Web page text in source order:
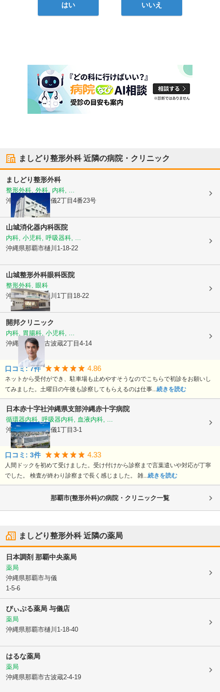
はい いいえ
ましどり整形外科近隣の病院・クリニック
ましどり整形外科
整形外科, 外科, 内科, ...
沖縄県那覇市
与儀2丁目4番23号
山城消化器内科医院
内科, 小児科, 呼吸器科, ...
沖縄県那覇市樋川1-18-22
山城整形外科眼科医院
整形外科, 眼科
沖縄県那覇市樋川1丁目18-22
開邦クリニック
内科, 胃腸科, 小児科, ...
沖縄県那覇市 古波蔵2丁目4-14
口コミ:7件 4.86
ネットから受付ができ、駐車場も止めやすそうなのでこちらで初診をお願いし
てみました。土曜日の午後も診察してもらえるのは仕事... 続きを読む
日本赤十字社沖縄県支部沖縄赤十字病院
循環器内科, 呼吸器内科, 血液内科, ...
沖縄県那覇市与儀1丁目3-1
口コミ: 3件 4.33
人間ドックを初めて受けました。受け付けから診察まで言葉遣いや対応が丁寧
でした。 検査が終わり診察まで長く感じました。 雑... 続きを読む
那覇市(整形外科)の病院・クリニック一覧
ましどり整形外科近隣の薬局
日本調剤 那覇中央薬局
薬局
沖縄県那覇市与儀
1-5-6
ぴぃぷる薬局 与儀店
薬局
沖縄県那覇市樋川1-18-40
はるな薬局
薬局
沖縄県那覇市古波蔵2-4-19